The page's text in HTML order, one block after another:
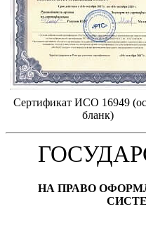
Сертификат ИСО 16949
бланк)
НА ПРАВО